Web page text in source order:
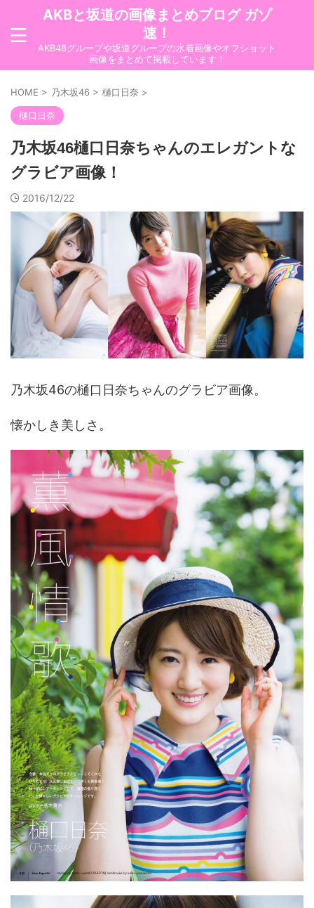
AKBと坂道の画像まとめブログ ガゾ
速！
AKB48グループや坂道グループの水着画像やオフショット
画像をまとめて掲載しています！
HOME > 乃木坂46 > 樋口日奈 >
樋口日奈
乃木坂46樋口日奈ちゃんのエレガントな
グラビア画像！
2016/12/22
乃木坂46の樋口日奈ちゃんのグラビア画像。
懐かしき美しさ。